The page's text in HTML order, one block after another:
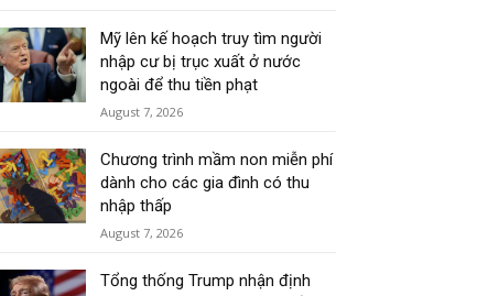
Mỹ lên kế hoạch truy tìm người
nhập cư bị trục xuất ở nước
ngoài để thu tiền phạt
August 7, 2026
Chương trình mầm non miễn phí
dành cho các gia đình có thu
nhập thấp
August 7, 2026
Tổng thống Trump nhận định